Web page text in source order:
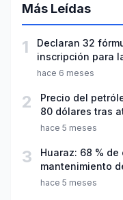
Más Leídas
1
Declaran 32
inscripción para
hace 6 meses
2
Precio del
80 dólares tras
hace 5 meses
3
Huaraz: 68 %
mantenimiento
año escolar 2026
hace 5 meses